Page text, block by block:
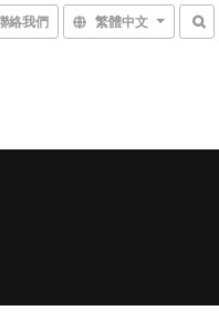
絡我們 繁體中文